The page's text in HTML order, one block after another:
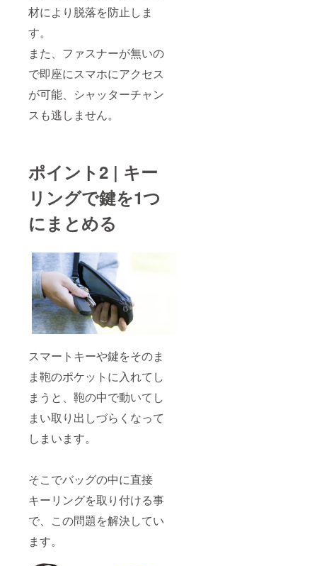
材により脱落を防止しま
す。
また、ファスナーが無いの
で即座にスマホにアクセス
が可能、シャッターチャン
スも逃しません。
ポイント2 | キー
リングで鍵を1つ
にまとめる
スマートキーや鍵をそのま
ま鞄のポケットに入れてし
まうと、鞄の中で動いてし
まい取り出しづらくなって
しまいます。
そこでバッグの中に直接
キーリングを取り付ける事
で、この問題を解決してい
ます。